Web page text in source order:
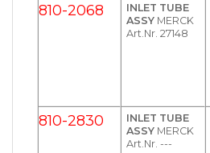
810-2068
INLET TUBE
ASSY MERCK
Art.Nr. 27148
810-2830
INLET TUBE
ASSY MERCK
Art.Nr. ---